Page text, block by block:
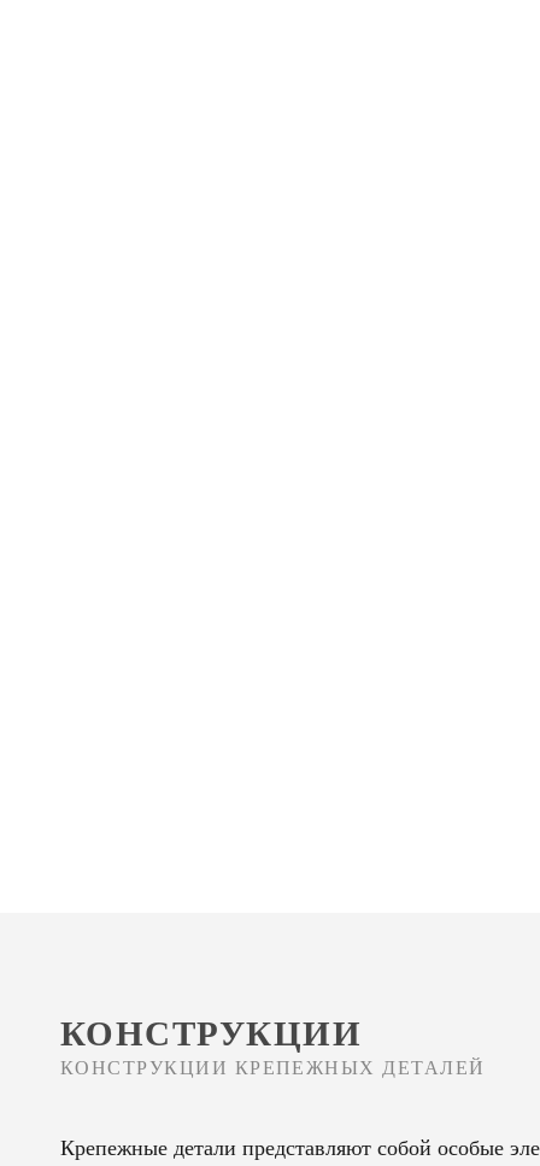
КОНСТРУКЦИИ
КОНСТРУКЦИИ КРЕПЕЖНЫХ ДЕТАЛЕЙ
Крепежные детали представляют собой особые